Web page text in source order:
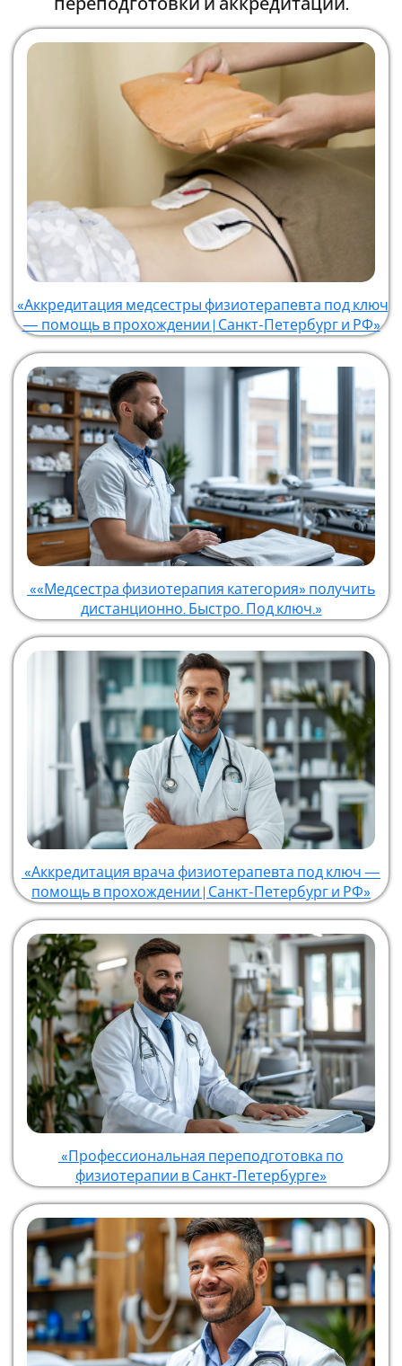
переподготовки и аккредитации.
«Аккредитация медсестры физиотерапевта под ключ
— помощь в прохождении | Санкт-Петербург и РФ»
««Медсестра физиотерапия категория» получить
дистанционно. Быстро. Под ключ.»
«Аккредитация врача физиотерапевта под ключ —
помощь в прохождении | Санкт-Петербург и РФ»
«Профессиональная переподготовка по
физиотерапии в Санкт‑Петербурге»